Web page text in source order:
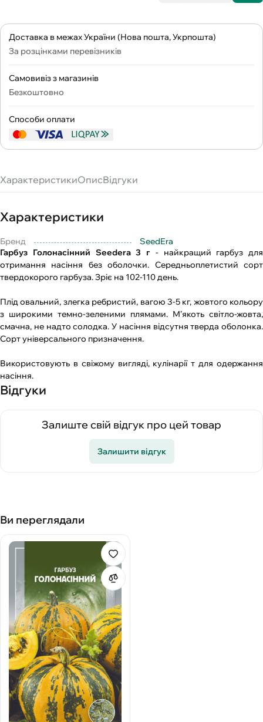
Доставка в межах України (Нова пошта, Укрпошта)
За розцінками перевізників
Самовивіз з магазинів
Безкоштовно
Способи оплати
ХарактеристикиОписВідгуки
Характеристики
Бренд
SeedEra
Гарбуз Голонасінний Seedera 3 г - найкращий гарбуз для
отримання насіння без оболочки. Середньоплетистий сорт
твердокорого гарбуза. Зріє на 102-110 день.
Плід овальний, злегка ребристий, вагою 3-5 кг, жовтого кольору
з широкими темно-зеленими плямами. М’якоть світло-жовта,
смачна, не надто солодка. У насіння відсутня тверда оболонка.
Сорт універсального призначення.
Використовують в свіжому вигляді, кулінарії т для одержання
насіння.
Відгуки
Залиште свій відгук про цей товар
Залишити відгук
Ви переглядали